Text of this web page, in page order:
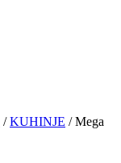
/KUHINJE / Mega